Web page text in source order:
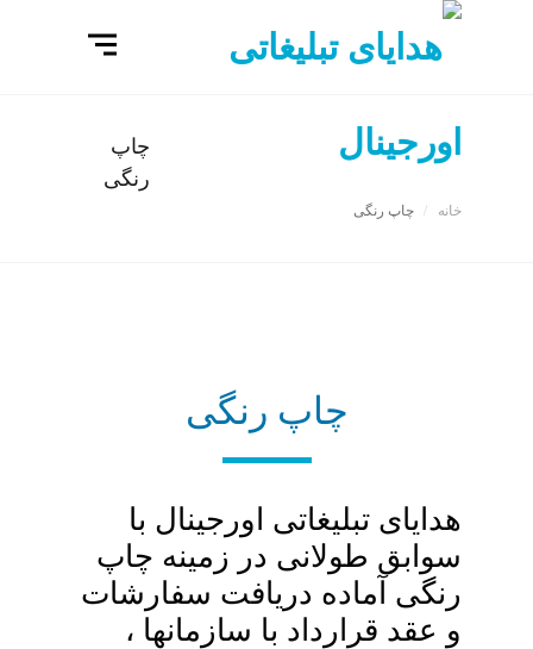
چاپ
رنگی
خانه چاپ رنگی
چاپ رنگی
هدایای تبلیغاتی اورجینال با
سوابق طولانی در زمینه چاپ
رنگی آماده دریافت سفارشات
و عقد قرارداد با سازمانها ،